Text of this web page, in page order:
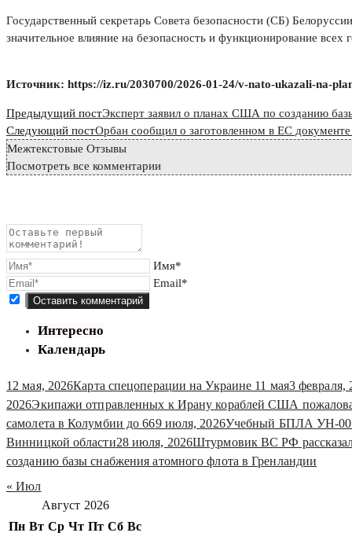
Государственный секретарь Совета безопасности (СБ)
значительное влияние на безопасность и функционирование
Источник: https://iz.ru/2030700/2026-01-24/v-nato-ukazali-na-
Read
more
articles
Предыдущий постЭксперт заявил о планах США по созданию
Следующий постОрбан сообщил о заготовленном в ЕС
Межтекстовые Отзывы
Посмотреть все комментарии
Имя*
Email*
Интересно
Календарь
12 мая, 2026Карта спецоперации на Украине 11 мая3 февраля,
2026Экипажи отправленных к Ирану кораблей США
самолета в Колумбии до 669 июля, 2026Учебный БПЛА УН-001
Винницкой области28 июля, 2026Штурмовик ВС РФ
созданию базы снабжения атомного флота в Гренландии
« Июл
Август 2026
Пн Вт Ср Чт Пт Сб Вс